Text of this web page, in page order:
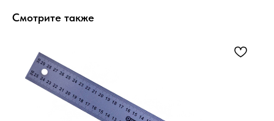
Смотрите также